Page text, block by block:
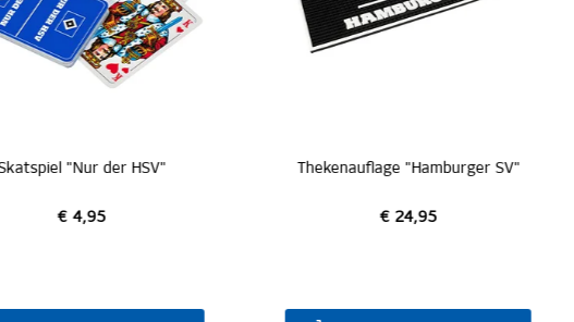
"Nur der HSV"
€ 4,95
Thekenauflage "Hamburger SV"
€ 24,95